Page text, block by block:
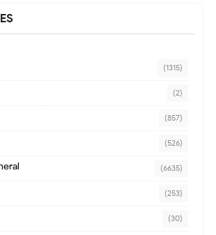
(1315)
(2)
(857)
(526)
(6635)
(253)
(30)